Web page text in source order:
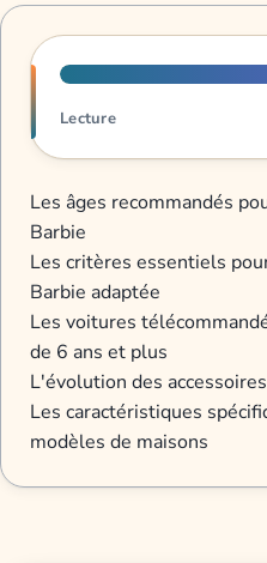
Progression de lecture
Lecture
Les âges recommandés
Barbie
Les critères essentiels
Barbie adaptée
Les voitures
de 6 ans et plus
L'évolution des
Les caractéristiques
modèles de maisons